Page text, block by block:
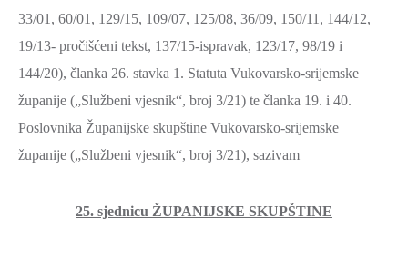
33/01, 60/01, 129/15, 109/07, 125/08, 36/09, 150/11, 144/12,
19/13- pročišćeni tekst, 137/15-ispravak, 123/17, 98/19 i
144/20), članka 26. stavka 1. Statuta Vukovarsko-srijemske
županije („Službeni vjesnik“, broj 3/21) te članka 19. i 40.
Poslovnika Županijske skupštine Vukovarsko-srijemske
županije („Službeni vjesnik“, broj 3/21), sazivam
25. sjednicu ŽUPANIJSKE SKUPŠTINE